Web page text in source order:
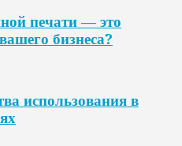
печати — это
бизнеса?
использования в